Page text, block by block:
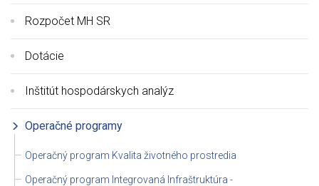
Rozpočet MH SR
Dotácie
Inštitút hospodárskych analýz
Operačné programy
Operačný program Kvalita životného prostredia
Operačný program Integrovaná Infraštruktúra -